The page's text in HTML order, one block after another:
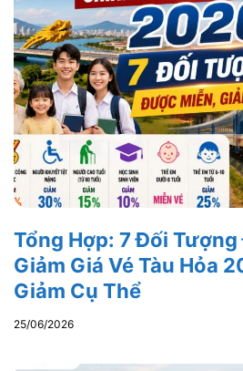
Tổng Hợp: 7 Đối
Giảm Giá Vé Tàu Hỏa
Giảm Cụ Thể
25/06/2026